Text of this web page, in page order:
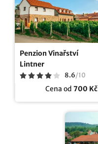
Penzion Vinařství
Lintner
8.6/10
Cena od 700 Kč